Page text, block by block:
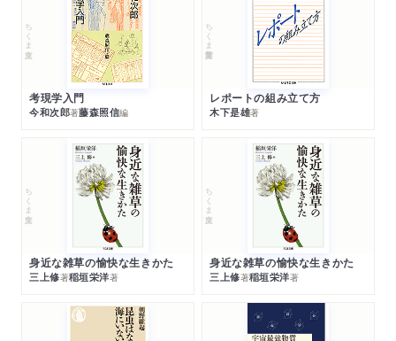
ちくま文庫
考現学入門
今和次郎著藤森照信編
ちくま学芸文庫
レポートの組み立て方
木下是雄著
ちくま文庫
身近な雑草の愉快な生きかた
三上修著稲垣栄洋著
ちくま文庫
身近な雑草の愉快な生きかた
三上修著稲垣栄洋著